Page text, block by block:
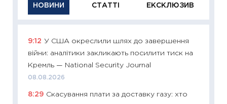
НОВИНИ СТАТТІ ЕКСКЛЮЗИВ
9:12 У США окреслили шлях до завершення
війни: аналітики закликають посилити тиск на
Кремль — National Security Journal
08.08.2026
8:29 Скасування плати за доставку газу: хто